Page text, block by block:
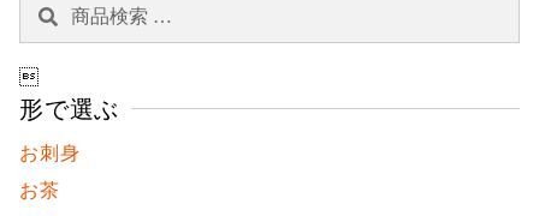
象:

形で選ぶ
お刺身
お茶